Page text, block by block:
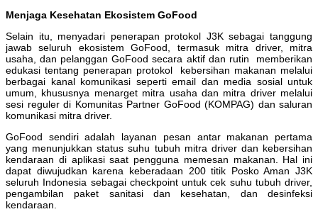
Menjaga Kesehatan Ekosistem GoFood
Selain itu, menyadari penerapan protokol J3K sebagai tanggung
jawab seluruh ekosistem GoFood, termasuk mitra driver, mitra
usaha, dan pelanggan GoFood secara aktif dan rutin memberikan
edukasi tentang penerapan protokol kebersihan makanan melalui
berbagai kanal komunikasi seperti email dan media sosial untuk
umum, khususnya menarget mitra usaha dan mitra driver melalui
sesi reguler di Komunitas Partner GoFood (KOMPAG) dan saluran
komunikasi mitra driver.
GoFood sendiri adalah layanan pesan antar makanan pertama
yang menunjukkan status suhu tubuh mitra driver dan kebersihan
kendaraan di aplikasi saat pengguna memesan makanan. Hal ini
dapat diwujudkan karena keberadaan 200 titik Posko Aman J3K
seluruh Indonesia sebagai checkpoint untuk cek suhu tubuh driver,
pengambilan paket sanitasi dan kesehatan, dan desinfeksi
kendaraan.